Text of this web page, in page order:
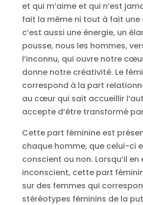
et qui m’aime et qui n’est
fait la même ni tout à fait une
c’est aussi une énergie, un
pousse, nous les hommes,
l’inconnu, qui ouvre notre
donne notre créativité. Le
correspond à la part
au cœur qui sait accueillir
accepte d’être transformé
Cette part féminine est
chaque homme, que celui-ci
conscient ou non. Lorsqu’il en
inconscient, cette part
sur des femmes qui
stéréotypes féminins de la